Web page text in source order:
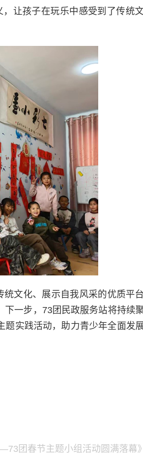
让孩子在玩乐中感受到了传统
统文化、展示自我风采的优质平
一步，73团民政服务站将持续
题实践活动，助力青少年全面发
团春节主题小组活动圆满落幕